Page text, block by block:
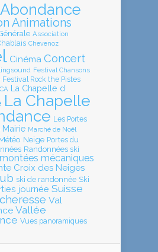
Abondance
Animations
Association
Chevenoz
Cinéma Concert
Festival Chansons
Festival Rock the Pistes
La Chapelle d
La Chapelle
Les Portes
Mairie Marché de Noël
Neige Portes du
Randonnées ski
mécaniques
Croix des Neiges
ski de randonnée Ski
journée Suisse
Val
Vallée
Vues panoramiques